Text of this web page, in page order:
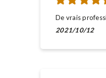
De vrais
2021/10/12